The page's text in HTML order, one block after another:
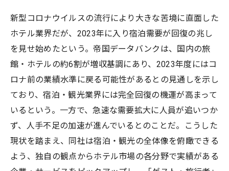
新型コロナウイルスの流行により大きな苦境に直面した
ホテル業界だが、2023年に入り宿泊需要が回復の兆し
を見せ始めたという。帝国データバンクは、国内の旅
館・ホテルの約6割が増収基調にあり、2023年度にはコ
ロナ前の業績水準に戻る可能性があるとの見通しを示し
ており、宿泊・観光業界には完全回復の機運が高まって
いるという。一方で、急速な需要拡大に人員が追いつか
ず、人手不足の加速が進んでいるとのことだ。こうした
現状を踏まえ、同社は宿泊・観光の全体像を俯瞰できる
よう、独自の観点からホテル市場の各分野で実績がある